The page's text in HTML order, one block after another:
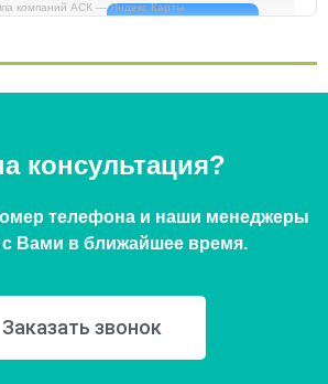
компаний АСК — Яндекс Карты
консультация?
телефона и наши менеджеры
с Вами в ближайшее время.
Заказать звонок